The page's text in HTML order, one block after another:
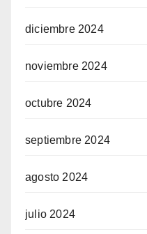
diciembre 2024
noviembre 2024
octubre 2024
septiembre 2024
agosto 2024
julio 2024